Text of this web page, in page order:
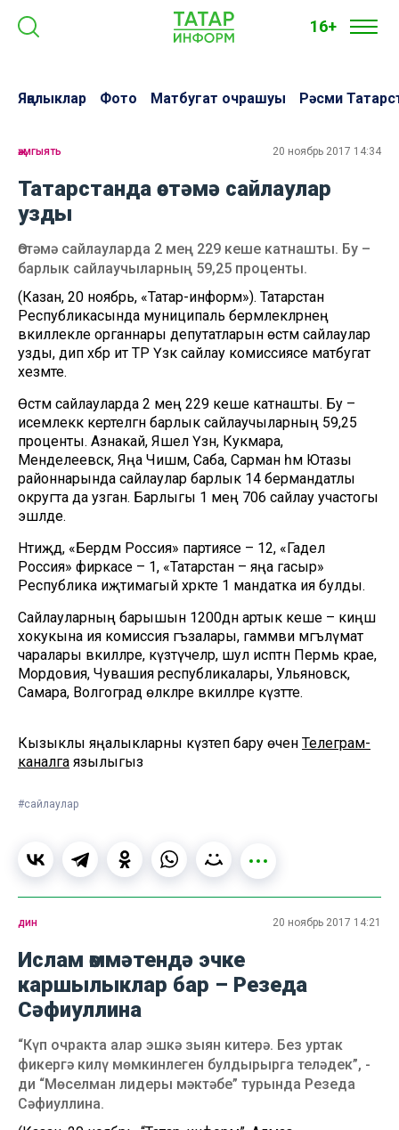
16+
Яңалыклар Фото Матбугат очрашуы Рәсми
җәмгыять 20 ноябрь 2017 14:34
Татарстанда өстәмә сайлаулар
узды
Өстәмә сайлауларда 2 мең 229 кеше катнашты. Бу –
барлык сайлаучыларның 59,25 проценты.
(Казан, 20 ноябрь, «Татар-информ»). Татарстан
Республикасында муниципаль берәмлекләрнең
вәкиллекле органнары депутатларын өстәмә сайлаулар
узды, дип хәбәр итә ТР Үзәк сайлау комиссиясе матбугат
хезмәте.
Өстәмә сайлауларда 2 мең 229 кеше катнашты. Бу –
исемлеккә кертелгән барлык сайлаучыларның 59,25
проценты. Азнакай, Яшел Үзән, Кукмара,
Менделеевск, Яңа Чишмә, Саба, Сарман һәм Ютазы
районнарында сайлаулар барлык 14 бермандатлы
округта да узган. Барлыгы 1 мең 706 сайлау участогы
эшләде.
Нәтиҗәдә, «Бердәм Россия» партиясе – 12, «Гадел
Россия» фиркасе – 1, «Татарстан – яңа гасыр»
Республика иҗтимагый хәрәкәте 1 мандатка ия булды.
Сайлауларның барышын 1200дән артык кеше – киңәш
хокукына ия комиссия әгъзалары, гаммәви мәгълүмат
чаралары вәкилләре, күзәтүчеләр, шул исәптән Пермь крае,
Мордовия, Чувашия республикалары, Ульяновск,
Самара, Волгоград өлкәләре вәкилләре күзәтте.
Кызыклы яңалыкларны күзәтеп бару өчен Телеграм-
каналга язылыгыз
#сайлаулар
дин 20 ноябрь 2017 14:21
Ислам өммәтендә эчке
каршылыклар бар – Резеда
Сәфиуллина
“Күп очракта алар эшкә зыян китерә. Без уртак
фикергә килү мөмкинлеген булдырырга теләдек”, -
ди “Мөселман лидеры мәктәбе” турында Резеда
Сәфиуллина.